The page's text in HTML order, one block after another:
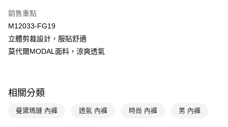
台新國際商業銀行
台灣樂天信用卡公司
AFTEE先享後付
相關說明
【關於「AFTEE先享後付」】
AFTEE先享後付是「在收到商品之後才付款」的支付方式。 讓您購物簡單
３．安心：先確認商品／服務後，再付款。
【「AFTEE先享後付」結帳流程】
１．於結帳方式選擇「AFTEE先享後付」後，將跳轉至「AFTEE先享後付」
ATM付款
全家取貨付款$888免運-以PackAge+配客嘉循環箱包裝寄出
銷售重點
M12033-FG19
立體剪裁設計，服貼舒適
莫代爾MODAL面料，涼爽透氣
相關分類
曼黛瑪璉 內褲 透氣 內褲 時尚 內褲 男 內褲